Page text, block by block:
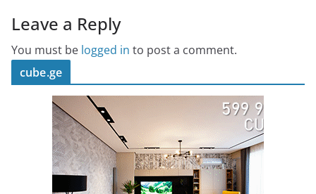
Leave a Reply
You must be logged in to post a comment.
cube.ge